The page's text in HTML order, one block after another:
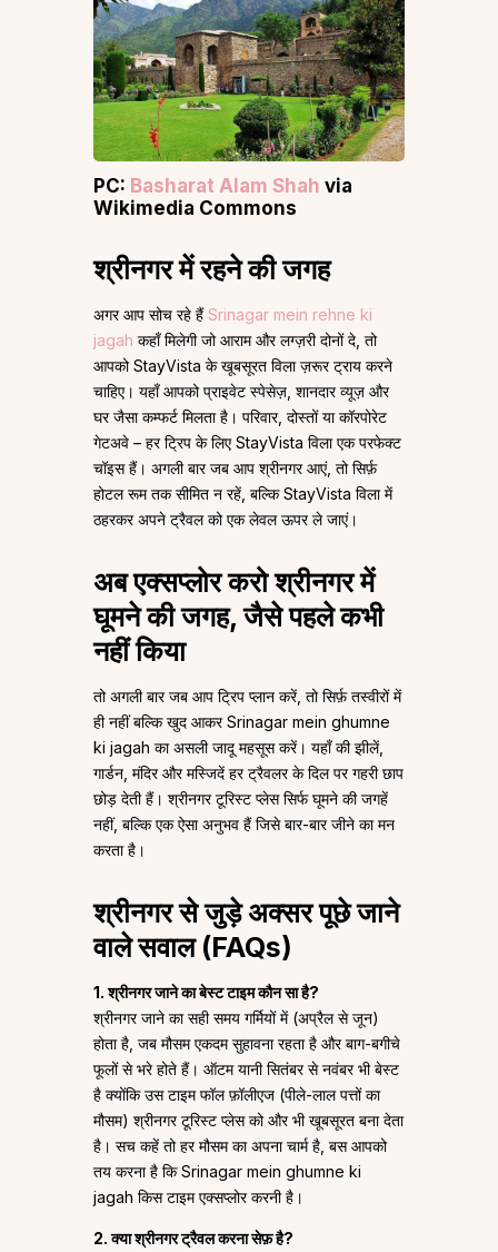
PC: Basharat Alam Shah via
Wikimedia Commons
श्रीनगर में रहने की जगह
अगर आप सोच रहे हैंSrinagar mein rehne ki
jagah कहाँ मिलेगी जो आराम और लग्ज़री दोनों दे, तो
आपको StayVista के खूबसूरत विला ज़रूर ट्राय करने
चाहिए। यहाँ आपको प्राइवेट स्पेसेज़, शानदार व्यूज़ और
घर जैसा कम्फर्ट मिलता है। परिवार, दोस्तों या कॉरपोरेट
गेटअवे – हर ट्रिप के लिए StayVista विला एक परफेक्ट
चॉइस हैं। अगली बार जब आप श्रीनगर आएं, तो सिर्फ़
होटल रूम तक सीमित न रहें, बल्कि StayVista विला में
ठहरकर अपने ट्रैवल को एक लेवल ऊपर ले जाएं।
अब एक्सप्लोर करो श्रीनगर में
घूमने की जगह, जैसे पहले कभी
नहीं किया
तो अगली बार जब आप ट्रिप प्लान करें, तो सिर्फ़ तस्वीरों में
ही नहीं बल्कि खुद आकर Srinagar mein ghumne
ki jagah का असली जादू महसूस करें। यहाँ की झीलें,
गार्डन, मंदिर और मस्जिदें हर ट्रैवलर के दिल पर गहरी छाप
छोड़ देती हैं। श्रीनगर टूरिस्ट प्लेस सिर्फ घूमने की जगहें
नहीं, बल्कि एक ऐसा अनुभव हैं जिसे बार-बार जीने का मन
करता है।
श्रीनगर से जुड़े अक्सर पूछे जाने
वाले सवाल (FAQs)
1. श्रीनगर जाने का बेस्ट टाइम कौन सा है?
श्रीनगर जाने का सही समय गर्मियों में (अप्रैल से जून)
होता है, जब मौसम एकदम सुहावना रहता है और बाग-बगीचे
फूलों से भरे होते हैं। ऑटम यानी सितंबर से नवंबर भी बेस्ट
है क्योंकि उस टाइम फॉल फ़ॉलीएज (पीले-लाल पत्तों का
मौसम) श्रीनगर टूरिस्ट प्लेस को और भी खूबसूरत बना देता
है। सच कहें तो हर मौसम का अपना चार्म है, बस आपको
तय करना है कि Srinagar mein ghumne ki
jagah किस टाइम एक्सप्लोर करनी है।
2. क्या श्रीनगर ट्रैवल करना सेफ़ है?